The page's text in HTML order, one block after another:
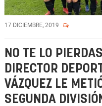
17 DICIEMBRE, 2019
NO TE LO
DIRECTOR
VÁZQUEZ LE
SEGUNDA